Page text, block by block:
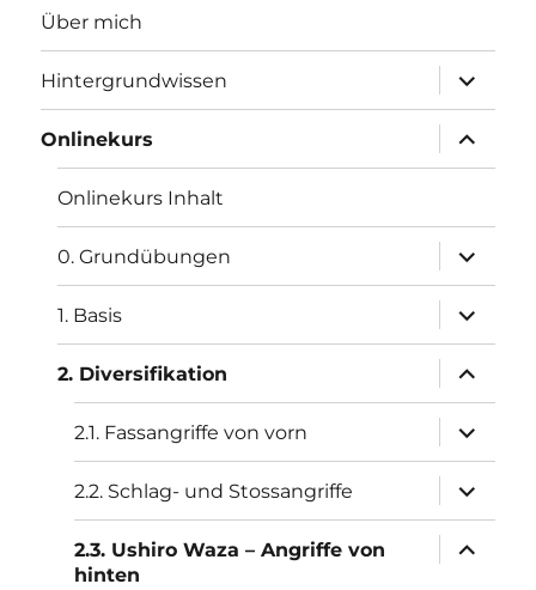
Über mich
Hintergrundwissen
öffnen
Onlinekurs
öffnen
Onlinekurs Inhalt
0. Grundübungen
öffnen
1. Basis
öffnen
2. Diversifikation
öffnen
2.1. Fassangriffe von vorn
öffnen
2.2. Schlag- und Stossangriffe
öffnen
2.3. Ushiro Waza – Angriffe von
hinten
öffnen